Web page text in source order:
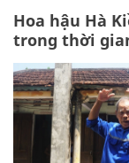
Hoa hậu Hà
trong thời